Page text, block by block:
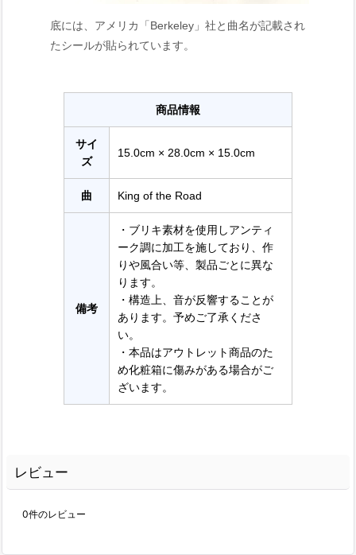
底には、アメリカ「Berkeley」社と曲名が記載され
たシールが貼られています。
商品情報
サイ
ズ
15.0cm × 28.0cm × 15.0cm
曲 King of the Road
備考
・ブリキ素材を使用しアンティ
ーク調に加工を施しており、作
りや風合い等、製品ごとに異な
ります。
・構造上、音が反響することが
あります。予めご了承くださ
い。
・本品はアウトレット商品のた
め化粧箱に傷みがある場合がご
ざいます。
レビュー
0件のレビュー